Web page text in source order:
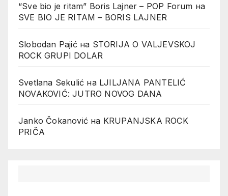
“Sve bio je ritam” Boris Lajner – POP Forum на
SVE BIO JE RITAM – BORIS LAJNER
Slobodan Pajićна STORIJA O VALJEVSKOJ
ROCK GRUPI DOLAR
Svetlana Sekulić на LJILJANA PANTELIĆ
NOVAKOVIĆ: JUTRO NOVOG DANA
Janko Čokanović на KRUPANJSKA ROCK
PRIČA